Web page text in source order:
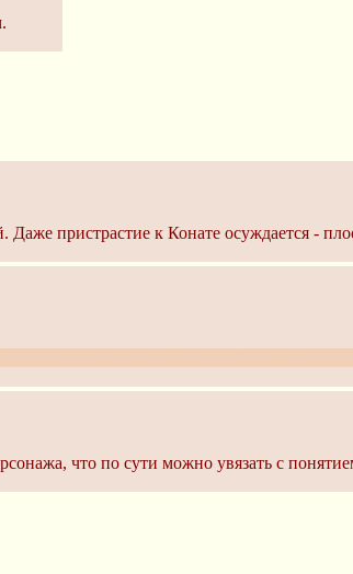
пристрастие к Конате осуждается -
что по сути можно увязать с